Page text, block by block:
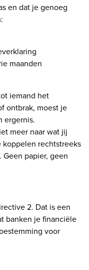
en dat je genoeg
maanden
iemand het
ontbrak, moest je
ergernis.
meer naar wat jij
koppelen rechtstreeks
papier, geen
2. Dat is een
banken je financiële
voor